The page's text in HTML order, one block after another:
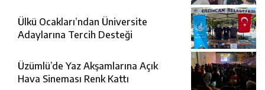
Ülkü Ocakları’ndan Üniversite
Adaylarına Tercih Desteği
Üzümlü’de Yaz Akşamlarına Açık
Hava Sineması Renk Kattı